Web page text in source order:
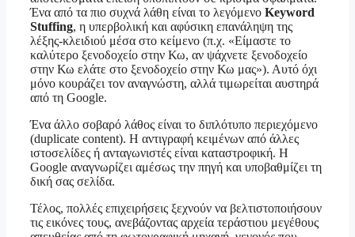
Ένα από τα πιο συχνά λάθη είναι το λεγόμενο Keyword
Stuffing, η υπερβολική και αφύσικη επανάληψη της
λέξης-κλειδιού μέσα στο κείμενο (π.χ. «Είμαστε το
καλύτερο ξενοδοχείο στην Κω, αν ψάχνετε ξενοδοχείο
στην Κω ελάτε στο ξενοδοχείο στην Κω μας»). Αυτό όχι
μόνο κουράζει τον αναγνώστη, αλλά τιμωρείται αυστηρά
από τη Google.
Ένα άλλο σοβαρό λάθος είναι το διπλότυπο περιεχόμενο
(duplicate content). Η αντιγραφή κειμένων από άλλες
ιστοσελίδες ή ανταγωνιστές είναι καταστροφική. Η
Google αναγνωρίζει αμέσως την πηγή και υποβαθμίζει τη
δική σας σελίδα.
Τέλος, πολλές επιχειρήσεις ξεχνούν να βελτιστοποιήσουν
τις εικόνες τους, ανεβάζοντας αρχεία τεράστιου μεγέθους